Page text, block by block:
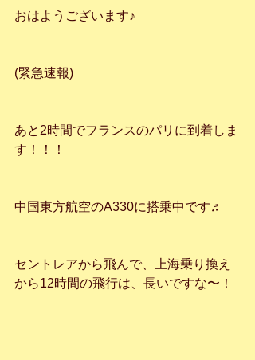
おはようございます♪
(緊急速報)
あと2時間でフランスのパリに到着しま
す！！！
中国東方航空のA330に搭乗中です♬
セントレアから飛んで、上海乗り換え
から12時間の飛行は、長いですな〜！